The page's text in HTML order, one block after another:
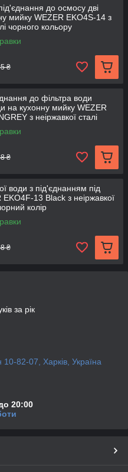
до осмосу дві
мийку WEZER EKO4S-14 з
чорного кольору
₴
до фільтра води
на кухонну мийку WEZER
з неіржавкої сталі
₴
води з під'єднанням під
EKO4F-13 Black з неіржавкої
колір
₴
за рік
82-07, Харків, Україна
20:00